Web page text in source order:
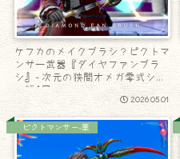
ケフカのメイクブラシ？ピクトマ
ンサー武器『ダイヤファンブラ
シ』- 次元の狭間オメガ零式シグ
マ編4層
2026.05.01
ピクトマンサー-筆